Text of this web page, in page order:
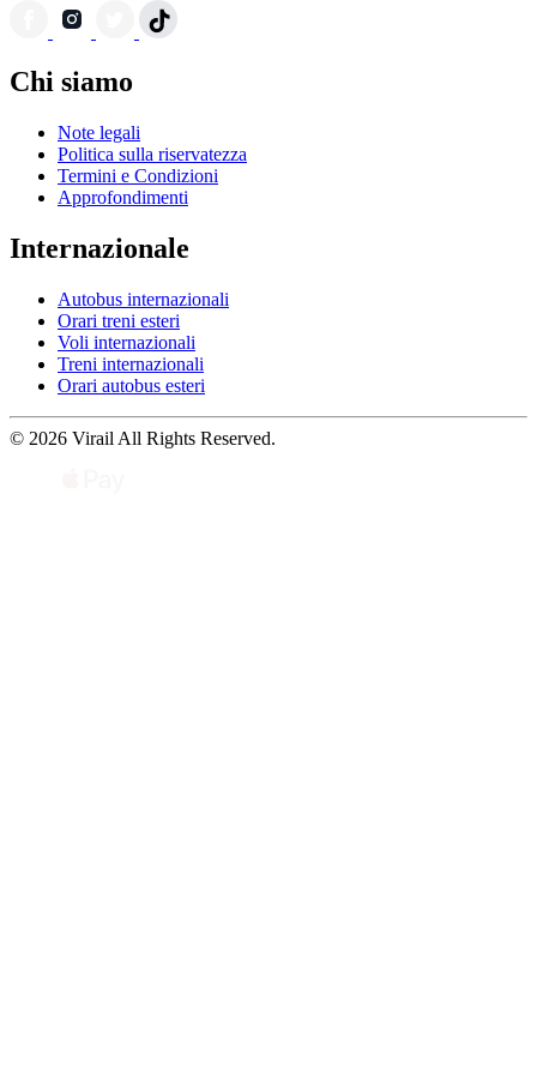
Chi siamo
Note legali
Politica sulla riservatezza
Termini e Condizioni
Approfondimenti
Internazionale
Autobus internazionali
Orari treni esteri
Voli internazionali
Treni internazionali
Orari autobus esteri
© 2026 Virail All Rights Reserved.